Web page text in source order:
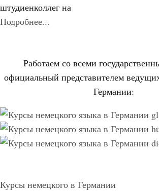
штудиенколлег на
Подробнее...
Работаем со всеми
официальный представителем
Германии:
Курсы немецкого в Германии